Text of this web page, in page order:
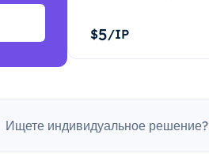
$5/IP
Ищете индивидуальное решение?